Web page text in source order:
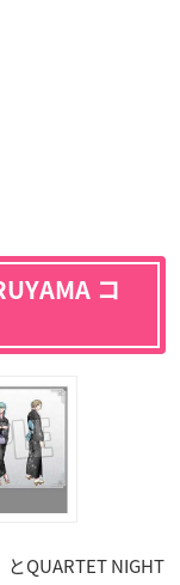
コ
QUARTET NIGHT